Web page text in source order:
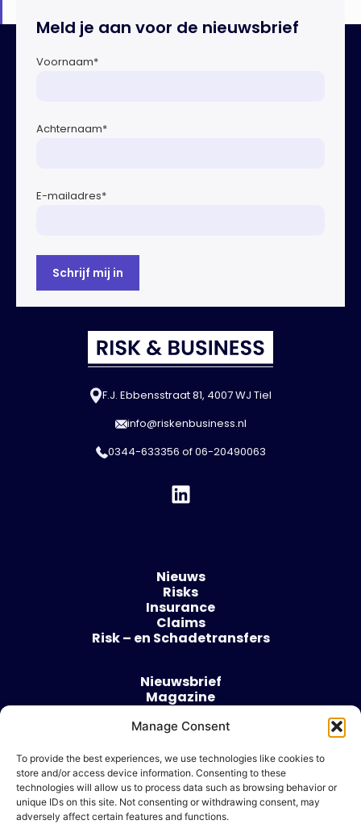
Manage Consent
To provide the best experiences, we use technologies like cookies to
store and/or access device information. Consenting to these
technologies will allow us to process data such as browsing behavior or
unique IDs on this site. Not consenting or withdrawing consent, may
adversely affect certain features and functions.
Meld je aan voor de nieuwsbrief
Voornaam*
Achternaam*
E-mailadres*
F.J. Ebbensstraat 81, 4007 WJ Tiel
info@riskenbusiness.nl
0344-633356 of06-20490063
Nieuws
Risks
Insurance
Claims
Risk – en Schadetransfers
Nieuwsbrief
Magazine
Over
Algemene voorwaarden
Cookie beleid